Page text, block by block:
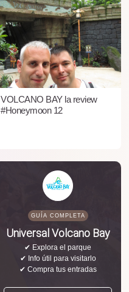
VOLCANO BAY la review
#Honeymoon 12
GUÍA COMPLETA
Universal Volcano Bay
✔ Explora el parque
✔ Info útil para visitarlo
✔ Compra tus entradas